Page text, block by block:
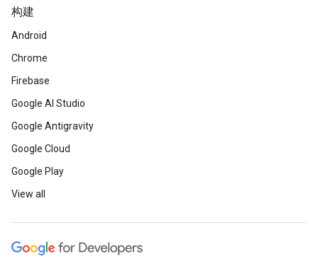
构建
Android
Chrome
Firebase
Google AI Studio
Google Antigravity
Google Cloud
Google Play
View all